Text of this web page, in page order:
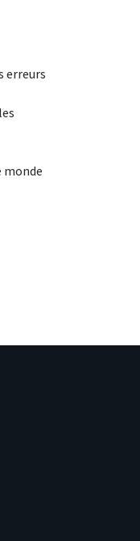
erreurs
monde